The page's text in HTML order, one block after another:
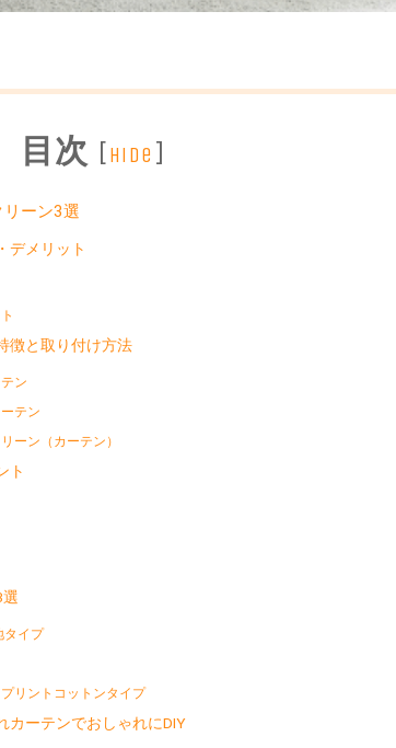
目次 [hide ]
ーン3選
デメリット
徴と取り付け方法
ン
テン
ーン（カーテン）
ト
タイプ
リントコットンタイプ
カーテンでおしゃれにDIY